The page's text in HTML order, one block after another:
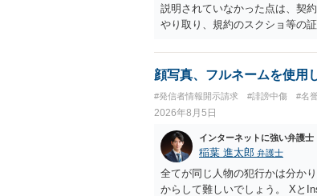
説明されていなかった点は、契
やり取り、規約のスクショ等の
顔写真、フルネームを使用
#発信者情報開示請求 #誹謗中傷 #名
2026年8月5日
インターネットに強い弁護士
稲葉 進太郎 弁護士
全てが同じ人物の犯行かは分か
からして難しいでしょう。 Xと